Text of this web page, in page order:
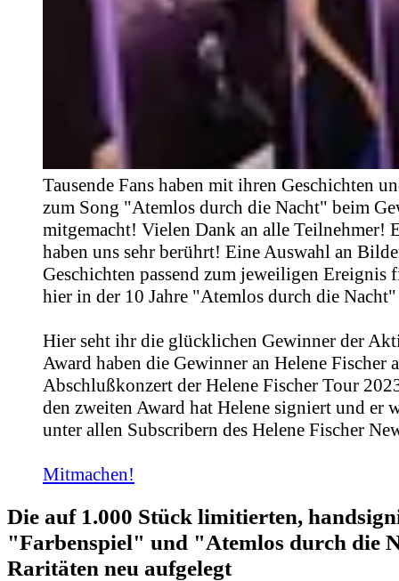
Tausende Fans haben mit ihren Geschichten
zum Song "Atemlos durch die Nacht" beim
mitgemacht! Vielen Dank an alle Teilnehmer!
haben uns sehr berührt! Eine Auswahl an
Geschichten passend zum jeweiligen Ereignis
hier in der 10 Jahre "Atemlos durch die
Hier seht ihr die glücklichen Gewinner der
Award haben die Gewinner an Helene Fischer
Abschlußkonzert der Helene Fischer Tour
den zweiten Award hat Helene signiert und er
unter allen Subscribern des Helene Fischer
Mitmachen!
Die auf 1.000 Stück limitierten,
"Farbenspiel" und "Atemlos durch die
Raritäten neu aufgelegt